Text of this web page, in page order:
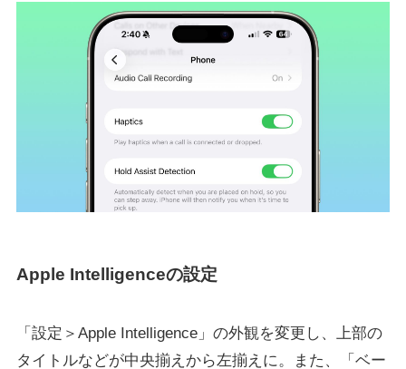
Apple Intelligenceの設定
「設定＞Apple Intelligence」の外観を変更し、上部の
タイトルなどが中央揃えから左揃えに。また、「ベー